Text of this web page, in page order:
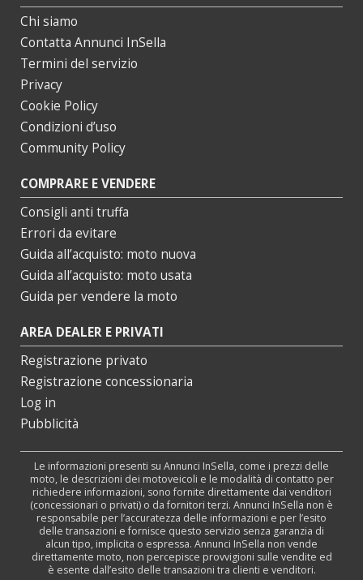
Chi siamo
Contatta Annunci InSella
Termini del servizio
Privacy
Cookie Policy
Condizioni d’uso
Community Policy
COMPRARE E VENDERE
Consigli anti truffa
Errori da evitare
Guida all’acquisto: moto nuova
Guida all’acquisto: moto usata
Guida per vendere la moto
AREA DEALER E PRIVATI
Registrazione privato
Registrazione concessionaria
Log in
Pubblicità
Le informazioni presenti su Annunci InSella, come i prezzi delle
moto, le descrizioni dei motoveicoli e le modalità di contatto per
richiedere informazioni, sono fornite direttamente dai venditori
(concessionari o privati) o da fornitori terzi. Annunci InSella non è
responsabile per l’accuratezza delle informazioni e per l’esito
delle transazioni e fornisce questo servizio senza garanzia di
alcun tipo, implicita o espressa. Annunci InSella non vende
direttamente moto, non percepisce provvigioni sulle vendite ed
è esente dall’esito delle transazioni tra clienti e venditori.